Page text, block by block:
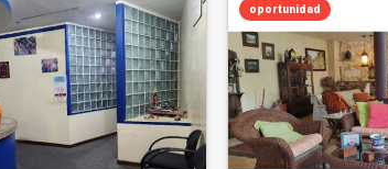
oportunidad